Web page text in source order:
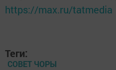
https://max.ru/tatmedia
Теги:
СОВЕТ ЧОРЫ